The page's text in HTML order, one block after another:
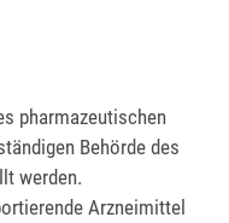
pharmazeutischen
Behörde des
werden.
Arzneimittel